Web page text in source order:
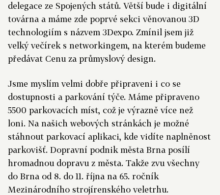
delegace ze Spojených států. Větší bude i digitální
továrna a máme zde poprvé sekci věnovanou 3D
technologiím s názvem 3Dexpo. Zmínil jsem již
velký večírek s networkingem, na kterém budeme
předávat Cenu za průmyslový design.
Jsme myslím velmi dobře připraveni i co se
dostupnosti a parkování týče. Máme připraveno
5500 parkovacích míst, což je výrazně více než
loni. Na našich webových stránkách je možné
stáhnout parkovací aplikaci, kde vidíte naplněnost
parkovišť. Dopravní podnik města Brna posílí
hromadnou dopravu z města. Takže zvu všechny
do Brna od 8. do 11. října na 65. ročník
Mezinárodního strojírenského veletrhu.